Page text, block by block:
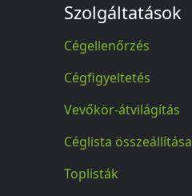
Szolgáltatások
Cégellenőrzés
Cégfigyeltetés
Vevőkör-átvilágítás
Céglista összeállítása
Toplisták